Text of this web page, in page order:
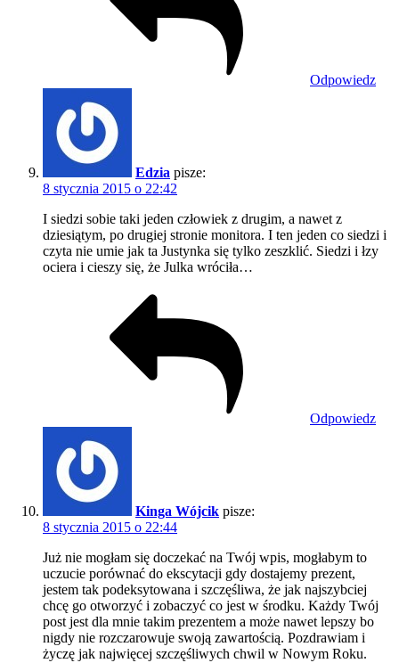
Odpowiedz
Edzia pisze:
8 stycznia 2015 o 22:42
I siedzi sobie taki jeden człowiek z drugim, a nawet z
dziesiątym, po drugiej stronie monitora. I ten jeden co siedzi i
czyta nie umie jak ta Justynka się tylko zeszklić. Siedzi i łzy
ociera i cieszy się, że Julka wróciła…
Odpowiedz
Kinga Wójcik pisze:
8 stycznia 2015 o 22:44
Już nie mogłam się doczekać na Twój wpis, mogłabym to
uczucie porównać do ekscytacji gdy dostajemy prezent,
jestem tak podeksytowana i szczęśliwa, że jak najszybciej
chcę go otworzyć i zobaczyć co jest w środku. Każdy Twój
post jest dla mnie takim prezentem a może nawet lepszy bo
nigdy nie rozczarowuje swoją zawartością. Pozdrawiam i
życzę jak najwięcej szczęśliwych chwil w Nowym Roku.